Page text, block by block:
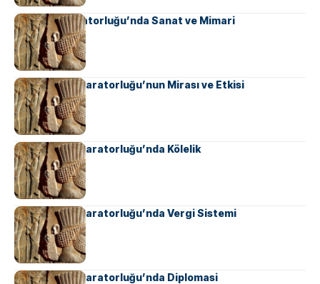
Sasani İmparatorluğu’nda Sanat ve Mimari
Ahameniş İmparatorluğu’nun Mirası ve Etkisi
Ahameniş İmparatorluğu’nda Kölelik
Ahameniş İmparatorluğu’nda Vergi Sistemi
Ahameniş İmparatorluğu’nda Diplomasi